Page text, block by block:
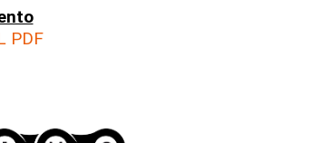
PDF